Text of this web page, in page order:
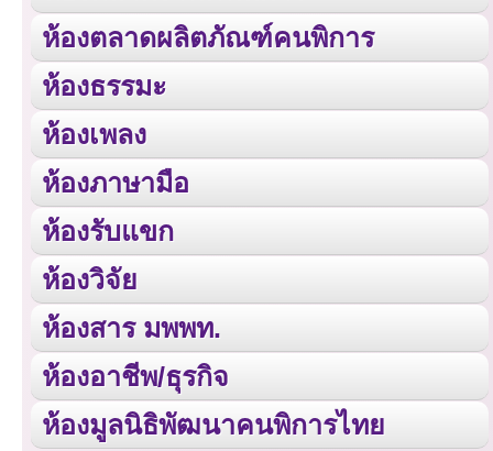
ห้องตลาดผลิตภัณฑ์คนพิการ
ห้องธรรมะ
ห้องเพลง
ห้องภาษามือ
ห้องรับแขก
ห้องวิจัย
ห้องสาร มพพท.
ห้องอาชีพ/ธุรกิจ
ห้องมูลนิธิพัฒนาคนพิการไทย